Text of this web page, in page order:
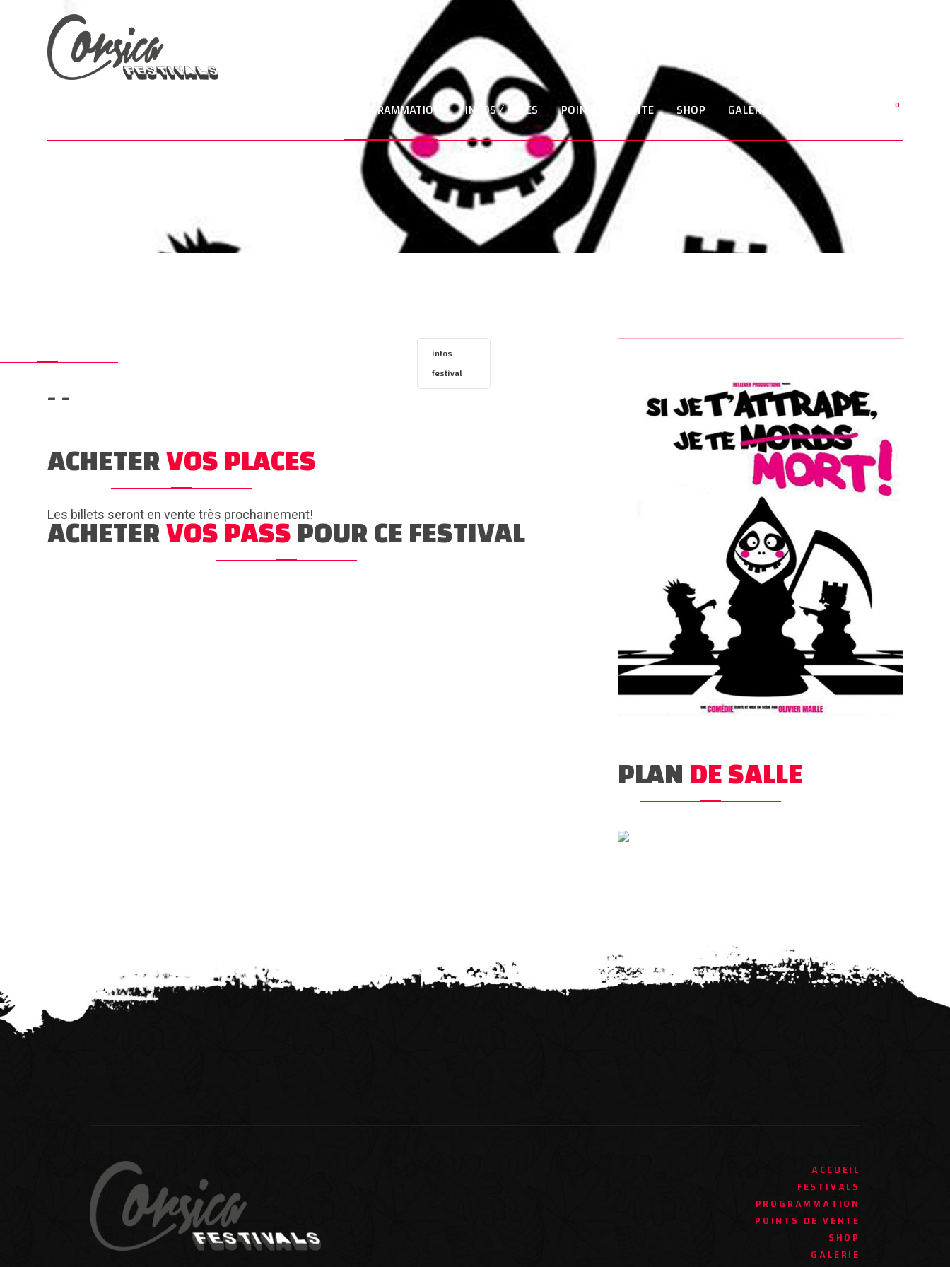
0
PROGRAMMATION INFOS / ACCÈS POINTS DE VENTE SHOP GALERIE
infos
festival
- -
ACHETERVOS PLACES
Les billets seront en vente très prochainement!
ACHETERVOS PASSPOUR CE FESTIVAL
PLANDE SALLE
ACCUEIL
FESTIVALS
PROGRAMMATION
POINTS DE VENTE
SHOP
GALERIE